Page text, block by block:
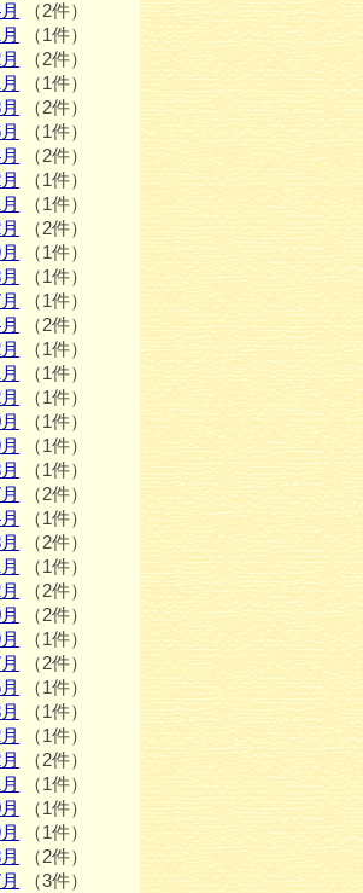
（2件）
（1件）
（2件）
（1件）
（2件）
（1件）
（2件）
（1件）
（1件）
（2件）
（1件）
（1件）
（1件）
（2件）
（1件）
（1件）
（1件）
（1件）
（1件）
（1件）
（2件）
（1件）
（2件）
（1件）
（2件）
（2件）
（1件）
（2件）
（1件）
（1件）
（1件）
（2件）
（1件）
（1件）
（1件）
（2件）
（3件）